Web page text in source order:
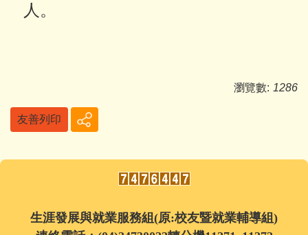
人。
瀏覽數: 1286
友善列印
生涯發展與就業服務組(原:校友暨就業輔導組)